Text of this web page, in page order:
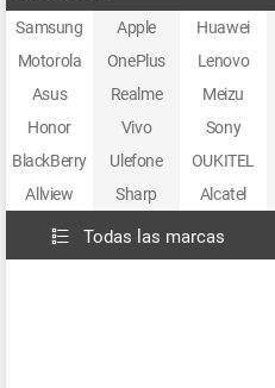
Samsung Apple Huawei
Motorola
OnePlus Lenovo
Asus
Realme Meizu
Honor
Vivo Sony
BlackBerry
Ulefone OUKITEL
Allview
Sharp Alcatel
Todas las marcas